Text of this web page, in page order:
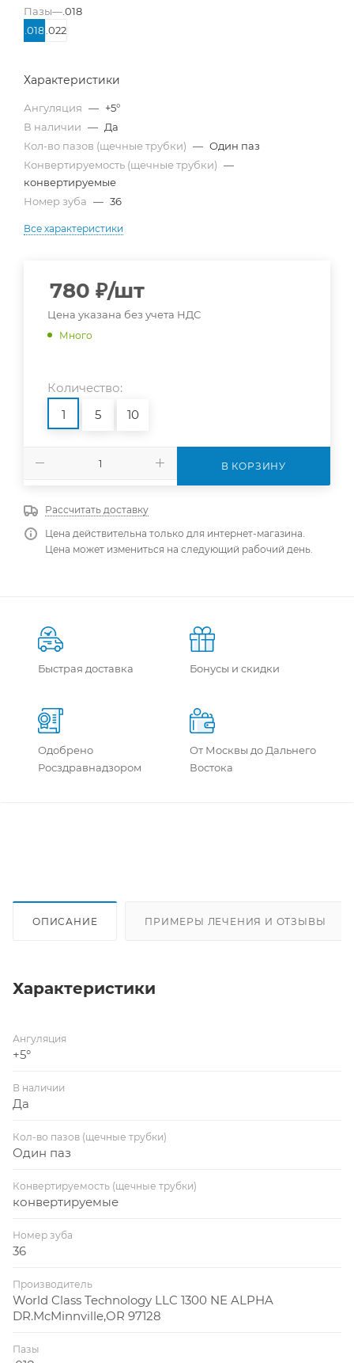
Пазы—.018
.018 .022
Характеристики
Ангуляция — +5°
В наличии — Да
Кол-во пазов (щечные трубки) — Один паз
Конвертируемость (щечные трубки) —
конвертируемые
Номер зуба — 36
Все характеристики
780 ₽/шт
Цена указана без учета НДС
Много
Количество:
1
5 10
В КОРЗИНУ
Рассчитать доставку
Цена действительна только для интернет-магазина.
Цена может измениться на следующий рабочий день.
Быстрая доставка Бонусы и скидки
Одобрено
Росздравнадзором
От Москвы до Дальнего
Востока
ОПИСАНИЕ ПРИМЕРЫ ЛЕЧЕНИЯ И ОТЗЫВЫ
Характеристики
Ангуляция
+5°
В наличии
Да
Кол-во пазов (щечные трубки)
Один паз
Конвертируемость (щечные трубки)
конвертируемые
Номер зуба
36
Производитель
World Class Technology LLC 1300 NE ALPHA
DR.McMinnville,OR 97128
Пазы